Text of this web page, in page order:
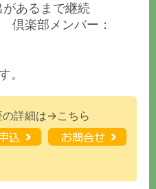
あるまで継続
楽部メンバー：
。
の詳細は→こちら